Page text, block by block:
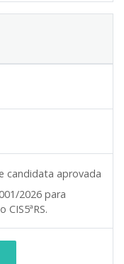
candidata aprovada
2026 para